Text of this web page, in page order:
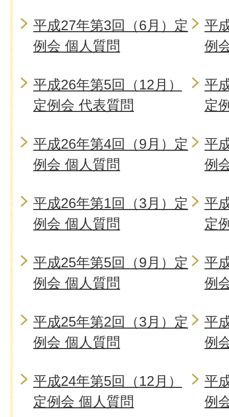
平成27年第3回（6月）定
例会 個人質問
平
例
平成26年第5回（12月）
定例会 代表質問
平
定
平成26年第4回（9月）定
例会 個人質問
平
例
平成26年第1回（3月）定
例会 個人質問
平
定
平成25年第5回（9月）定
例会 個人質問
平
例
平成25年第2回（3月）定
例会 個人質問
平
例
平成24年第5回（12月）
定例会 個人質問
平
例